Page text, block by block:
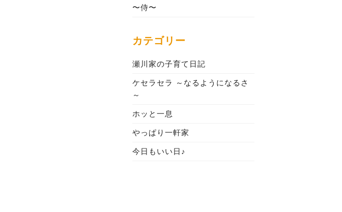
〜侍〜
カテゴリー
瀬川家の子育て日記
ケセラセラ ～なるようになるさ
～
ホッと一息
やっぱり一軒家
今日もいい日♪